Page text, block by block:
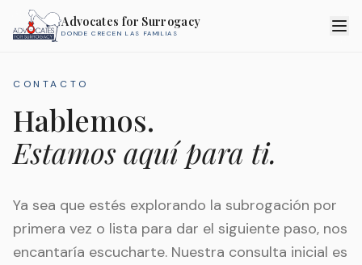
Advocates for Surrogacy
DONDE CRECEN LAS FAMILIAS
CONTACTO
Hablemos.
Estamos aquí para ti.
Ya sea que estés explorando la subrogación por
primera vez o lista para dar el siguiente paso, nos
encantaría escucharte. Nuestra consulta inicial es